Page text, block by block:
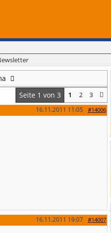
Seite 1 von 3 1 2
3
#14006
16.11.2011 11:05
#14007
16.11.2011 19:07